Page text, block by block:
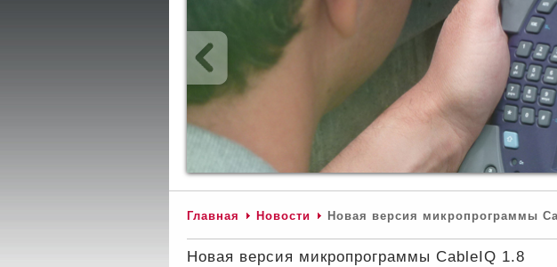
Главная Новости Новая версия микропрограммы
Новая версия микропрограммы CableIQ 1.8